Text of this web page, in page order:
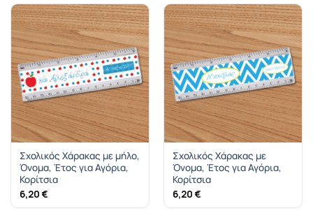
Σχολικός Χάρακας με μήλο,
Όνομα, Έτος για Αγόρια,
Κορίτσια
6,20 €
Σχολικός Χάρακας με
Όνομα, Έτος για Αγόρια,
Κορίτσια
6,20 €